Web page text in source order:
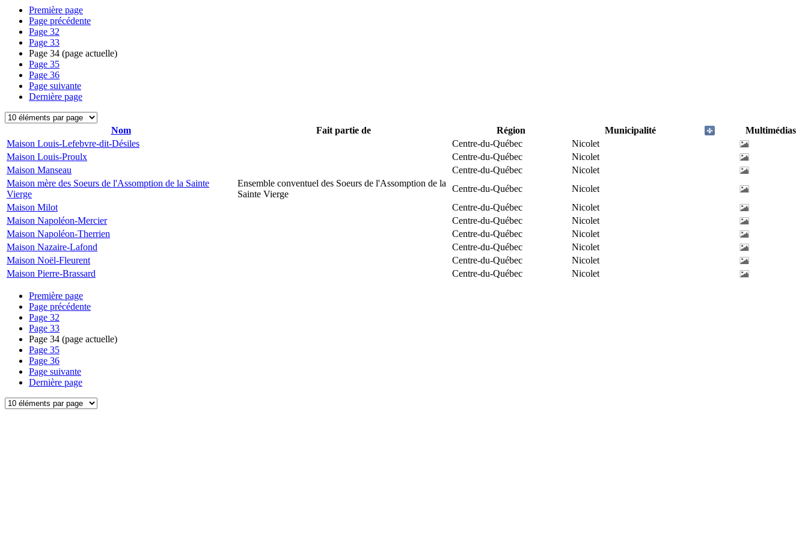
Première page
Page précédente
Page 32
Page 33
Page 34 (page actuelle)
Page 35
Page 36
Page suivante
Dernière page
Nom Fait partie de Région Municipalité
Multimédias
Maison Louis-Lefebvre-dit-Désiles
Centre-du-Québec
Nicolet
Maison Louis-Proulx
Centre-du-Québec
Nicolet
Maison Manseau
Centre-du-Québec
Nicolet
Maison mère des Soeurs de l'Assomption de la Sainte
Vierge
Ensemble conventuel des Soeurs de l'Assomption de la
Sainte Vierge
Centre-du-Québec
Nicolet
Maison Milot
Centre-du-Québec
Nicolet
Maison Napoléon-Mercier
Centre-du-Québec
Nicolet
Maison Napoléon-Therrien
Centre-du-Québec
Nicolet
Maison Nazaire-Lafond
Centre-du-Québec
Nicolet
Maison Noël-Fleurent
Centre-du-Québec
Nicolet
Maison Pierre-Brassard
Centre-du-Québec Nicolet
Première page
Page précédente
Page 32
Page 33
Page 34 (page actuelle)
Page 35
Page 36
Page suivante
Dernière page